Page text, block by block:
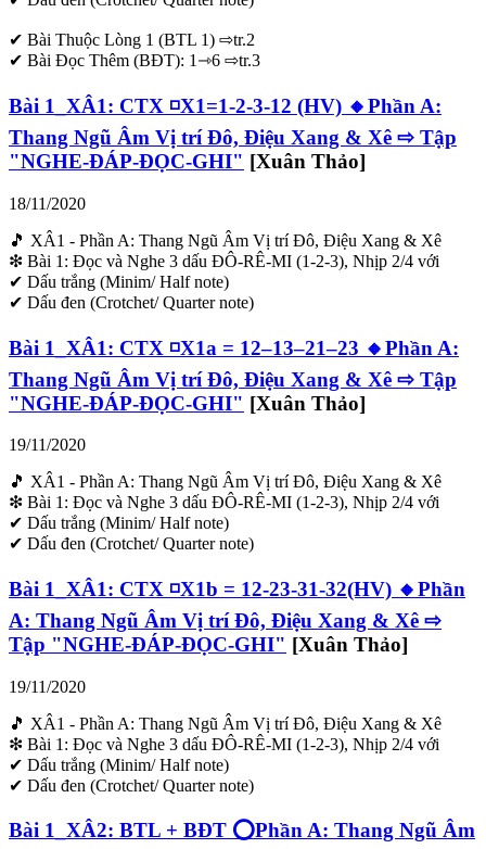
✔ Bài Thuộc Lòng 1 (BTL 1) ⇨tr.2
✔ Bài Đọc Thêm (BĐT): 1⇾6 ⇨tr.3
Bài 1_XÂ1: CTX ◽X1=1-2-3-12 (HV) 🔸Phần A:
Thang Ngũ Âm Vị trí Đô, Điệu Xang & Xê ⇨ Tập
"NGHE-ĐÁP-ĐỌC-GHI" [Xuân Thảo]
18/11/2020
🎵 XÂ1 - Phần A: Thang Ngũ Âm Vị trí Đô, Điệu Xang & Xê
❇ Bài 1: Đọc và Nghe 3 dấu ĐÔ-RÊ-MI (1-2-3), Nhịp 2/4 với
✔ Dấu trắng (Minim/ Half note)
✔ Dấu đen (Crotchet/ Quarter note)
Bài 1_XÂ1: CTX ◽X1a = 12–13–21–23 🔸Phần A:
Thang Ngũ Âm Vị trí Đô, Điệu Xang & Xê ⇨ Tập
"NGHE-ĐÁP-ĐỌC-GHI" [Xuân Thảo]
19/11/2020
🎵 XÂ1 - Phần A: Thang Ngũ Âm Vị trí Đô, Điệu Xang & Xê
❇ Bài 1: Đọc và Nghe 3 dấu ĐÔ-RÊ-MI (1-2-3), Nhịp 2/4 với
✔ Dấu trắng (Minim/ Half note)
✔ Dấu đen (Crotchet/ Quarter note)
Bài 1_XÂ1: CTX ◽X1b = 12-23-31-32(HV) 🔸Phần
A: Thang Ngũ Âm Vị trí Đô, Điệu Xang & Xê ⇨
Tập "NGHE-ĐÁP-ĐỌC-GHI" [Xuân Thảo]
19/11/2020
🎵 XÂ1 - Phần A: Thang Ngũ Âm Vị trí Đô, Điệu Xang & Xê
❇ Bài 1: Đọc và Nghe 3 dấu ĐÔ-RÊ-MI (1-2-3), Nhịp 2/4 với
✔ Dấu trắng (Minim/ Half note)
✔ Dấu đen (Crotchet/ Quarter note)
Bài 1_XÂ2: BTL + BĐT ⭕Phần A: Thang Ngũ Âm